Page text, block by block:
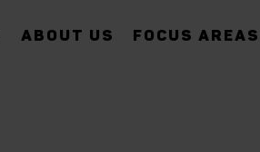
ABOUT US FOCUS AREAS